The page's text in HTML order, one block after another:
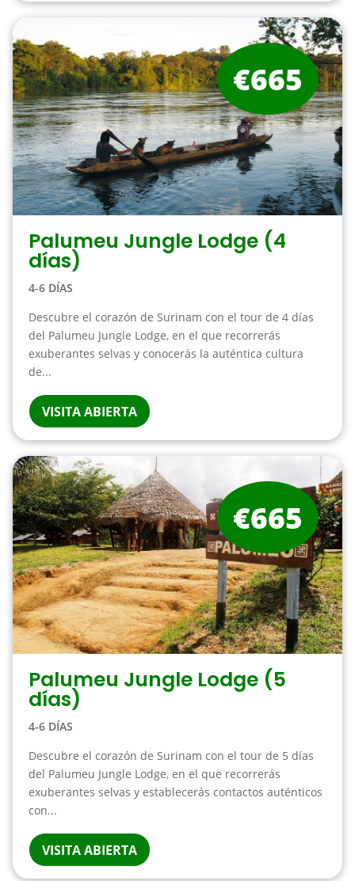
Palumeu Jungle Lodge (4
días)
4-6 DÍAS
Descubre el corazón de Surinam con el tour de 4 días
del Palumeu Jungle Lodge, en el que recorrerás
exuberantes selvas y conocerás la auténtica cultura
de...
VISITA ABIERTA
€665
Palumeu Jungle Lodge (5
días)
4-6 DÍAS
Descubre el corazón de Surinam con el tour de 5 días
del Palumeu Jungle Lodge, en el que recorrerás
exuberantes selvas y establecerás contactos auténticos
con...
VISITA ABIERTA
€665